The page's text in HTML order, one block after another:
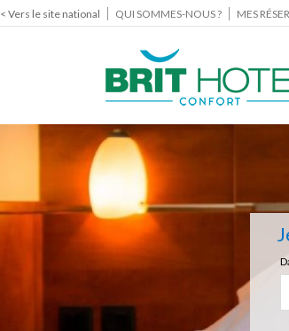
< Vers le site national QUI SOMMES-NOUS ? MES